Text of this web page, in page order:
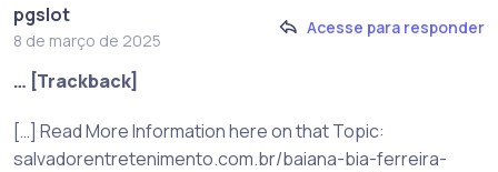
pgslot
8 de março de 2025
Acesse para responder
… [Trackback]
[…] Read More Information here on that Topic:
salvadorentretenimento.com.br/baiana-bia-ferreira-